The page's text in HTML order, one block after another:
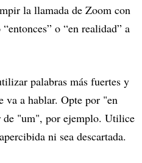
la llamada de Zoom con
o “en realidad” a
palabras más fuertes y
va a hablar. Opte por "en
"um", por ejemplo. Utilice
ni sea descartada.